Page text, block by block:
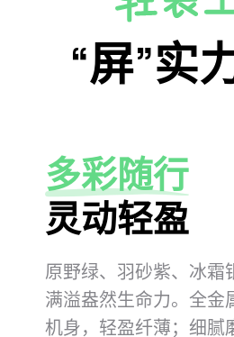
“屏”实
多彩随行
灵动轻盈
原野绿、羽砂紫、冰霜
满溢盎然生命力。全金
机身，轻盈纤薄；细腻